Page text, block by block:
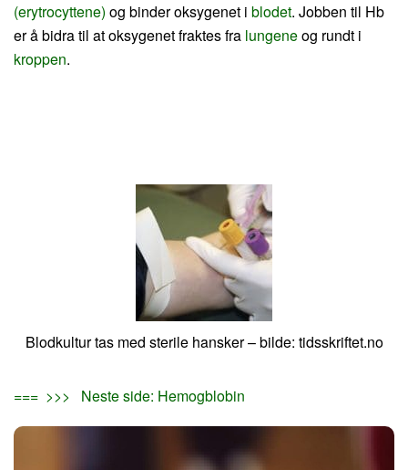
(erytrocyttene) og binder oksygenet i blodet. Jobben til Hb
er å bidra til at oksygenet fraktes fra lungeneog rundt i
kroppen.
Blodkultur tas med sterile hansker – bilde: tidsskriftet.no
=== >>> Neste side: Hemogblobin